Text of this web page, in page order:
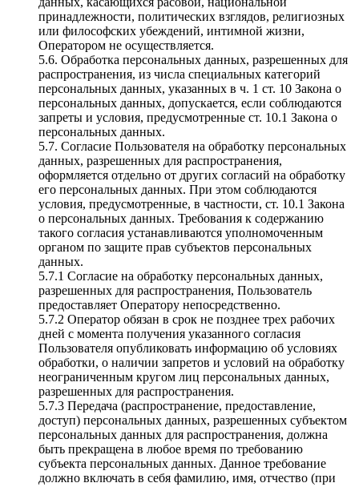
принадлежности, политических взглядов, религиозных
или философских убеждений, интимной жизни,
Оператором не осуществляется.
5.6. Обработка персональных данных, разрешенных для
распространения, из числа специальных категорий
персональных данных, указанных в ч. 1 ст. 10 Закона о
персональных данных, допускается, если соблюдаются
запреты и условия, предусмотренные ст. 10.1 Закона о
персональных данных.
5.7. Согласие Пользователя на обработку персональных
данных, разрешенных для распространения,
оформляется отдельно от других согласий на обработку
его персональных данных. При этом соблюдаются
условия, предусмотренные, в частности, ст. 10.1 Закона
о персональных данных. Требования к содержанию
такого согласия устанавливаются уполномоченным
органом по защите прав субъектов персональных
данных.
5.7.1 Согласие на обработку персональных данных,
разрешенных для распространения, Пользователь
предоставляет Оператору непосредственно.
5.7.2 Оператор обязан в срок не позднее трех рабочих
дней с момента получения указанного согласия
Пользователя опубликовать информацию об условиях
обработки, о наличии запретов и условий на обработку
неограниченным кругом лиц персональных данных,
разрешенных для распространения.
5.7.3 Передача (распространение, предоставление,
доступ) персональных данных, разрешенных субъектом
персональных данных для распространения, должна
быть прекращена в любое время по требованию
субъекта персональных данных. Данное требование
должно включать в себя фамилию, имя, отчество (при